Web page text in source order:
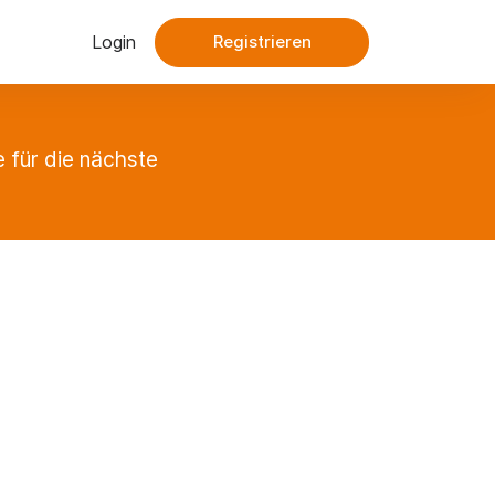
Login Registrieren
für die nächste